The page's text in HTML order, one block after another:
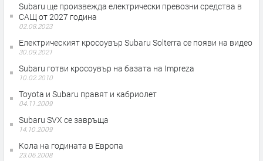
Subaru ще произвежда електрически превозни средства в
САЩ от 2027 година
02.08.2023
Електрическият кросоувър Subaru Solterra се появи на видео
30.09.2021
Subaru готви кросоувър на базата на Impreza
10.02.2010
Toyota и Subaru правят и кабриолет
04.11.2009
Subaru SVХ се завръща
14.10.2009
Кола на годината в Европа
23.06.2008